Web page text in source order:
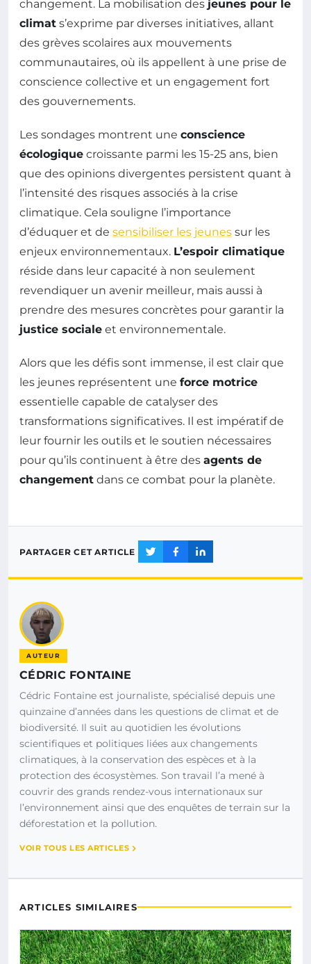
changement. La mobilisation des jeunes pour le
climat s’exprime par diverses initiatives, allant
des grèves scolaires aux mouvements
communautaires, où ils appellent à une prise de
conscience collective et un engagement fort
des gouvernements.
Les sondages montrent une conscience
écologique croissante parmi les 15-25 ans, bien
que des opinions divergentes persistent quant à
l’intensité des risques associés à la crise
climatique. Cela souligne l’importance
d’éduquer et de sensibiliser les jeunes sur les
enjeux environnementaux. L’espoir climatique
réside dans leur capacité à non seulement
revendiquer un avenir meilleur, mais aussi à
prendre des mesures concrètes pour garantir la
justice sociale et environnementale.
Alors que les défis sont immense, il est clair que
les jeunes représentent une force motrice
essentielle capable de catalyser des
transformations significatives. Il est impératif de
leur fournir les outils et le soutien nécessaires
pour qu’ils continuent à être des agents de
changement dans ce combat pour la planète.
PARTAGER CET ARTICLE
AUTEUR
CÉDRIC FONTAINE
Cédric Fontaine est journaliste, spécialisé depuis une
quinzaine d’années dans les questions de climat et de
biodiversité. Il suit au quotidien les évolutions
scientifiques et politiques liées aux changements
climatiques, à la conservation des espèces et à la
protection des écosystèmes. Son travail l’a mené à
couvrir des grands rendez-vous internationaux sur
l’environnement ainsi que des enquêtes de terrain sur la
déforestation et la pollution.
VOIR TOUS LES ARTICLES
ARTICLES SIMILAIRES